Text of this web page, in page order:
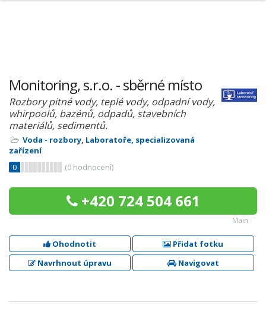
Monitoring, s.r.o. - sběrné místo
Rozbory pitné vody, teplé vody, odpadní vody,
whirpoolů, bazénů, odpadů, stavebních
materiálů, sedimentů.
Voda - rozbory, Laboratoře, specializovaná
zařízení
0
(0 hodnocení)
+420 724 504 661
Main
Ohodnotit
Přidat fotku
Navrhnout úpravu
Navigovat